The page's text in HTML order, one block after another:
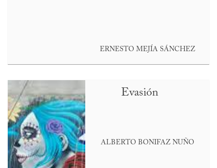
ERNESTO MEJÍA SÁNCHEZ
Evasión
ALBERTO BONIFAZ NUÑO